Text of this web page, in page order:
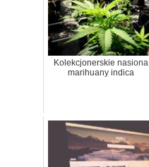
Kolekcjonerskie nasiona
marihuany indica